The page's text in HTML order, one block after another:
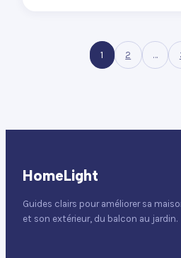
1 2 …
HomeLight
Guides clairs pour améliorer sa
et son extérieur, du balcon au jardin.